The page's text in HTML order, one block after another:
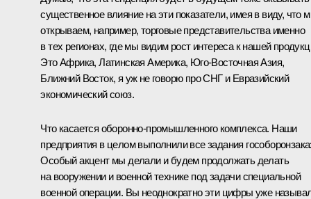
существенное влияние на эти показатели, имея в виду, что
открываем, например, торговые представительства именно
в тех регионах, где мы видим рост интереса к нашей
Это Африка, Латинская Америка, Юго-Восточная Азия,
Ближний Восток, я уж не говорю про СНГ и Евразийский
экономический союз.
Что касается оборонно-промышленного комплекса. Наши
предприятия в целом выполнили все задания
Особый акцент мы делали и будем продолжать делать
на вооружении и военной технике под задачи специальной
военной операции. Вы неоднократно эти цифры уже